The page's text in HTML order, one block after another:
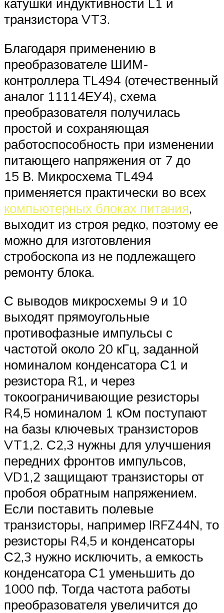
транзистора VT3.
Благодаря применению в
преобразователе ШИМ-
контроллера TL494 (отечественный
аналог 11114ЕУ4), схема
преобразователя получилась
простой и сохраняющая
работоспособность при изменении
питающего напряжения от 7 до
15 В. Микросхема TL494
применяется практически во всех
компьютерных блоках питания,
выходит из строя редко, поэтому ее
можно для изготовления
стробоскопа из не подлежащего
ремонту блока.
С выводов микросхемы 9 и 10
выходят прямоугольные
противофазные импульсы с
частотой около 20 кГц, заданной
номиналом конденсатора С1 и
резистора R1, и через
токоограничивающие резисторы
R4,5 номиналом 1 кОм поступают
на базы ключевых транзисторов
VT1,2. С2,3 нужны для улучшения
передних фронтов импульсов,
VD1,2 защищают транзисторы от
пробоя обратным напряжением.
Если поставить полевые
транзисторы, например IRFZ44N, то
резисторы R4,5 и конденсаторы
С2,3 нужно исключить, а емкость
конденсатора С1 уменьшить до
1000 пф. Тогда частота работы
преобразователя увеличится до